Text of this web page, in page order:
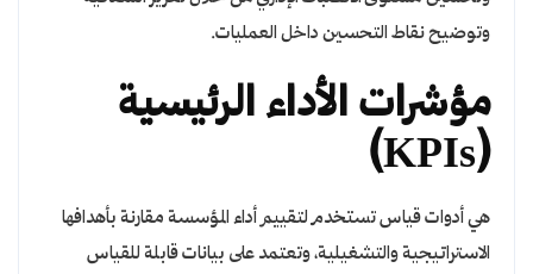
وتوضيح نقاط التحسين داخل العمليات.
مؤشرات الأداء الرئيسية
(KPIs)
هي أدوات قياس تستخدم لتقييم أداء المؤسسة مقارنة بأهدافها
الاستراتيجية والتشغيلية، وتعتمد على بيانات قابلة للقياس